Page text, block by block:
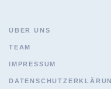
ÜBER UNS
TEAM
IMPRESSUM